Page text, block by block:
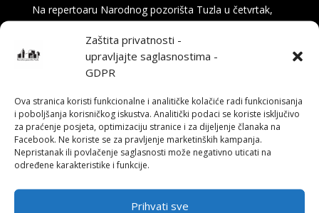
Zaštita privatnosti -
upravljajte saglasnostima -
GDPR
Ova stranica koristi funkcionalne i analitičke kolačiće radi funkcionisanja
i poboljšanja korisničkog iskustva. Analitički podaci se koriste isključivo
za praćenje posjeta, optimizaciju stranice i za dijeljenje članaka na
Facebook. Ne koriste se za pravljenje marketinških kampanja.
Nepristanak ili povlačenje saglasnosti može negativno uticati na
određene karakteristike i funkcije.
Prihvati sve
Na repertoaru Narodnog pozorišta Tuzla u četvrtak,
tragu“ – duhovita i britka priča o svemu onome što se
(ne) dešava iza pozorišne zavjese. Tekst potpisuje
Nikola Milojević, glumac i član ansambla...